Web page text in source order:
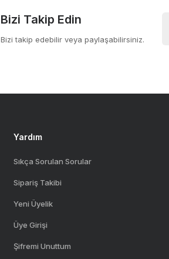
Bizi Takip Edin
Bizi takip edebilir veya paylaşabilirsiniz.
Yardım
Sıkça Sorulan Sorular
Sipariş Takibi
Yeni Üyelik
Üye Girişi
Şifremi Unuttum